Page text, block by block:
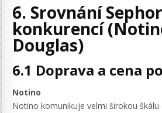
6. Srovnání
konkurencí
Douglas)
6.1 Doprava a cena
Notino
Notino komunikuje velmi širokou škálu